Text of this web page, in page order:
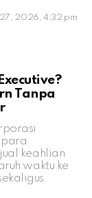
27, 2026, 4:32 pm
Tanpa
para
keahlian
waktu ke